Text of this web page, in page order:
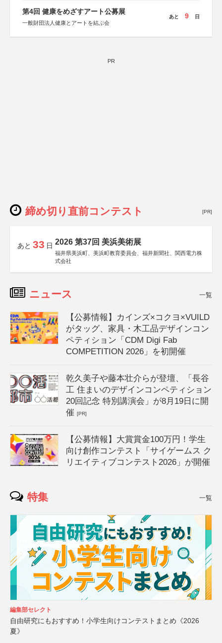
第4回 健康をめざすアート公募展
一般財団法人健康とアートを結ぶ会
あと 9 日
PR
締め切り直前コンテスト [PR]
あと 33 日 2026 第37回 美浜美術展
福井県美浜町、美浜町教育委員会、福井新聞社、関西電力株
式会社
ニュース 一覧
【公募情報】カインズ×コクヨ×VUILD
がタッグ、家具・木工品デザインコン
ペティション「CDM Digi Fab
COMPETITION 2026」を初開催
乾久美子や藤本壮介らが登壇、「長谷
工 住まいのデザインコンペティション
20回記念 特別講演会」が8月19日に開
催[PR]
【公募情報】大賞賞金100万円！学生
向け創作コンテスト「サイゲームス ク
リエイティブコンテスト2026」が開催
特集 一覧
編集部セレクト
自由研究にもおすすめ！小学生向けコンテストまとめ《2026
夏》